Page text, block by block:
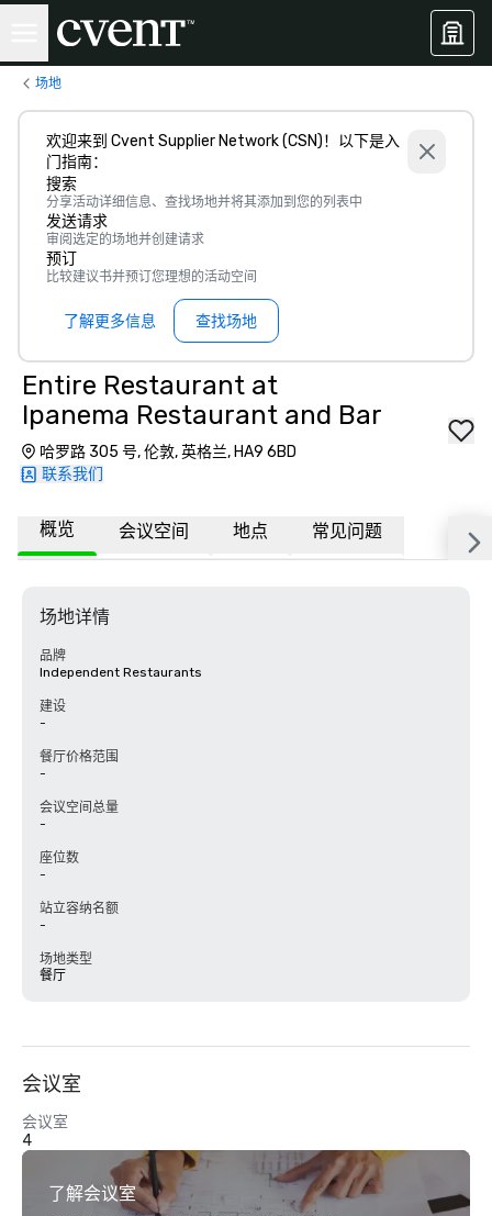
场地
欢迎来到 Cvent Supplier Network (CSN)！以下是入
门指南：
搜索
分享活动详细信息、查找场地并将其添加到您的列表中
发送请求
审阅选定的场地并创建请求
预订
比较建议书并预订您理想的活动空间
了解更多信息 查找场地
Entire Restaurant at
Ipanema Restaurant and Bar
哈罗路 305 号, 伦敦, 英格兰, HA9 6BD
联系我们
概览 会议空间 地点 常见问题
场地详情
品牌
Independent Restaurants
建设
-
餐厅价格范围
-
会议空间总量
-
座位数
-
站立容纳名额
-
场地类型
餐厅
会议室
会议室
4
了解会议室